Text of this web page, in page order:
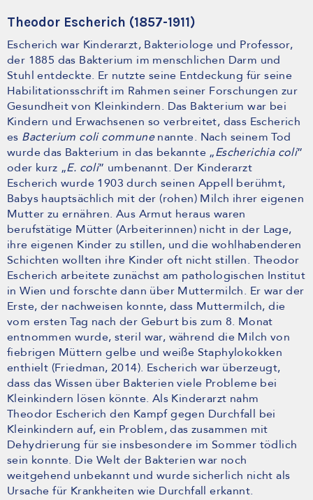
Theodor Escherich (1857-1911)
Escherich war Kinderarzt, Bakteriologe und Professor,
der 1885 das Bakterium im menschlichen Darm und
Stuhl entdeckte. Er nutzte seine Entdeckung für seine
Habilitationsschrift im Rahmen seiner Forschungen zur
Gesundheit von Kleinkindern. Das Bakterium war bei
Kindern und Erwachsenen so verbreitet, dass Escherich
es Bacterium coli communenannte. Nach seinem Tod
wurde das Bakterium in das bekannte „Escherichia coli”
oder kurz „E. coli” umbenannt. Der Kinderarzt
Escherich wurde 1903 durch seinen Appell berühmt,
Babys hauptsächlich mit der (rohen) Milch ihrer eigenen
Mutter zu ernähren. Aus Armut heraus waren
berufstätige Mütter (Arbeiterinnen) nicht in der Lage,
ihre eigenen Kinder zu stillen, und die wohlhabenderen
Schichten wollten ihre Kinder oft nicht stillen. Theodor
Escherich arbeitete zunächst am pathologischen Institut
in Wien und forschte dann über Muttermilch. Er war der
Erste, der nachweisen konnte, dass Muttermilch, die
vom ersten Tag nach der Geburt bis zum 8. Monat
entnommen wurde, steril war, während die Milch von
fiebrigen Müttern gelbe und weiße Staphylokokken
enthielt (Friedman, 2014). Escherich war überzeugt,
dass das Wissen über Bakterien viele Probleme bei
Kleinkindern lösen könnte. Als Kinderarzt nahm
Theodor Escherich den Kampf gegen Durchfall bei
Kleinkindern auf, ein Problem, das zusammen mit
Dehydrierung für sie insbesondere im Sommer tödlich
sein konnte. Die Welt der Bakterien war noch
weitgehend unbekannt und wurde sicherlich nicht als
Ursache für Krankheiten wie Durchfall erkannt.